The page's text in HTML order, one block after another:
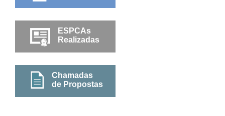
ESPCAs
Realizadas
Chamadas
de Propostas